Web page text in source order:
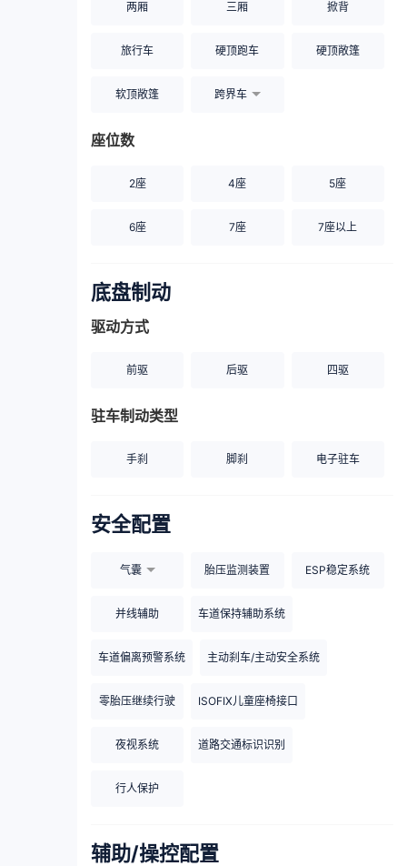
两厢 三厢 掀背
旅行车 硬顶跑车 硬顶敞篷
软顶敞篷 跨界车
座位数
2座 4座 5座
6座 7座 7座以上
底盘制动
驱动方式
前驱 后驱 四驱
驻车制动类型
手刹 脚刹 电子驻车
安全配置
气囊 胎压监测装置 ESP稳定系统
并线辅助 车道保持辅助系统
车道偏离预警系统 主动刹车/主动安全系统
零胎压继续行驶 ISOFIX儿童座椅接口
夜视系统 道路交通标识识别
行人保护
辅助/操控配置